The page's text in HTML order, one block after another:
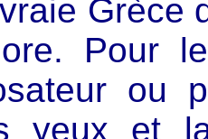
Grèce
Pour
ou
yeux et